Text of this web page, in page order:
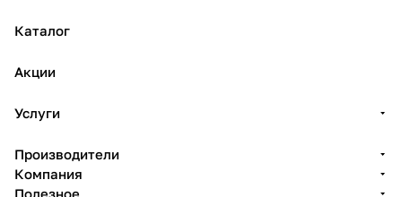
Каталог
Акции
Услуги
Производители
Компания
Полезное